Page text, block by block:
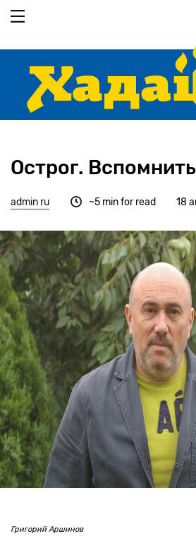
основному
Острог.
admin ru 18
~5 min for read
Григорий Аршинов